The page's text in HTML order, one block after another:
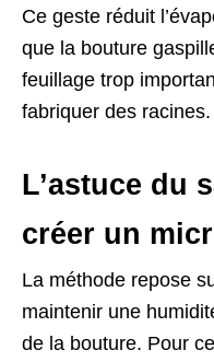
Ce geste réduit
que la bouture
feuillage trop
fabriquer des racines.
L’astuce du
créer un
La méthode repose
maintenir une
de la bouture. Pour